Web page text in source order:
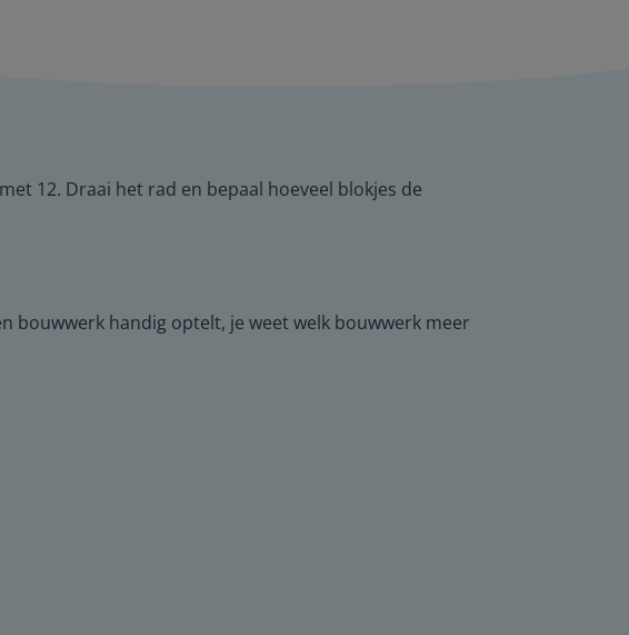
12. Draai het rad en bepaal hoeveel blokjes de
bouwwerk handig optelt, je weet welk bouwwerk meer